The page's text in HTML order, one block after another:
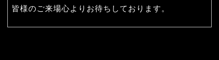
皆様のご来場心よりお待ちしております。